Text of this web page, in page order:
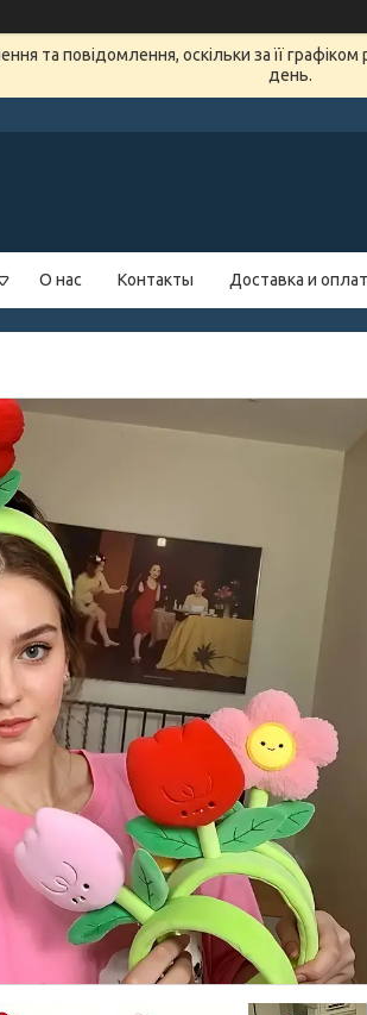
та повідомлення, оскільки за її
день.
О нас Контакты Доставка и